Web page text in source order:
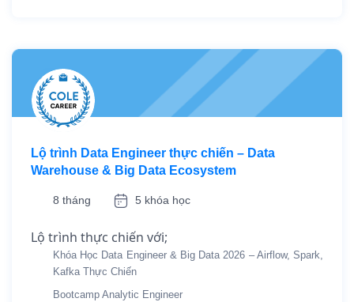
Lộ trình Data Engineer thực chiến – Data
Warehouse & Big Data Ecosystem
8 tháng 5 khóa học
Lộ trình thực chiến với;
Khóa Học Data Engineer & Big Data 2026 – Airflow, Spark,
Kafka Thực Chiến
Bootcamp Analytic Engineer